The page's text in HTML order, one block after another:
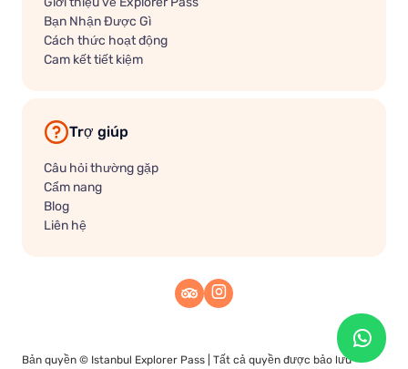
Bạn Nhận Được Gì
Cách thức hoạt động
Cam kết tiết kiệm
Trợ giúp
Câu hỏi thường gặp
Cẩm nang
Blog
Liên hệ
Bản quyền © Istanbul Explorer Pass | Tất cả quyền được bảo lưu